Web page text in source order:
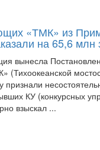
на 65,6 млн
вынесла
(Тихоокеанской
КУ (конкурсных
взыскал ...